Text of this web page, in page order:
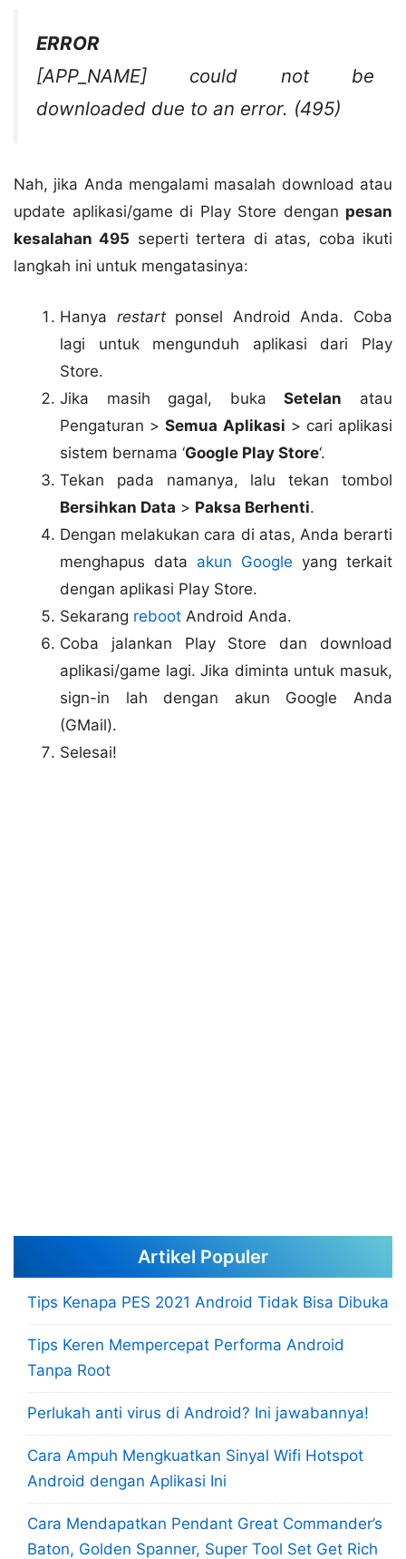
ERROR
[APP_NAME] could not be
downloaded due to an error. (495)
Nah, jika Anda mengalami masalah download atau
update aplikasi/game di Play Store dengan pesan
kesalahan 495 seperti tertera di atas, coba ikuti
langkah ini untuk mengatasinya:
Hanya restartponsel Android Anda. Coba
lagi untuk mengunduh aplikasi dari Play
Store.
Jika masih gagal, bukaSetelan atau
Pengaturan >Semua Aplikasi > cari aplikasi
sistem bernama ‘Google Play Store‘.
Tekan pada namanya, lalu tekan tombol
Bersihkan Data > Paksa Berhenti.
Dengan melakukan cara di atas, Anda berarti
menghapus data akun Google yang terkait
dengan aplikasi Play Store.
Sekarang reboot Android Anda.
Coba jalankan Play Store dan download
aplikasi/game lagi. Jika diminta untuk masuk,
sign-in lah dengan akun Google Anda
(GMail).
Selesai!
Artikel Populer
Tips Kenapa PES 2021 Android Tidak Bisa Dibuka
Tips Keren Mempercepat Performa Android
Tanpa Root
Perlukah anti virus di Android? Ini jawabannya!
Cara Ampuh Mengkuatkan Sinyal Wifi Hotspot
Android dengan Aplikasi Ini
Cara Mendapatkan Pendant Great Commander’s
Baton, Golden Spanner, Super Tool Set Get Rich